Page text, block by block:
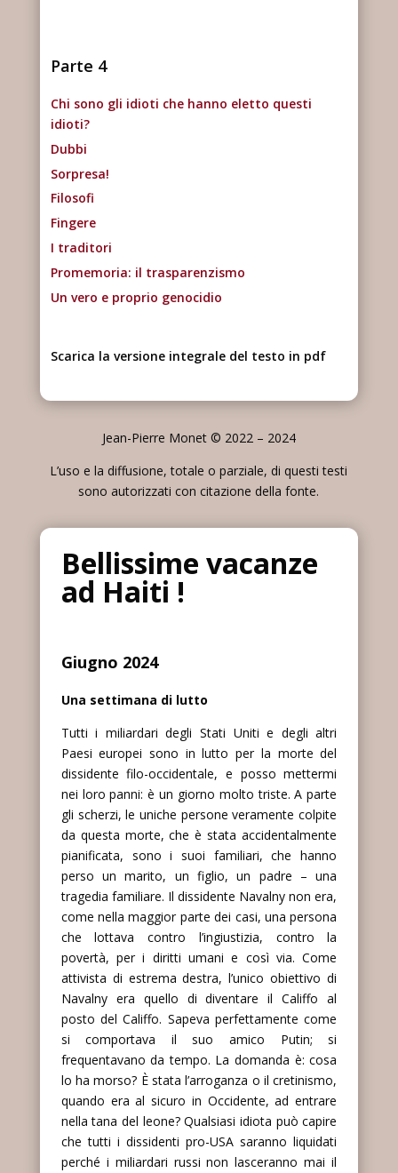
Parte 4
Chi sono gli idioti che hanno eletto questi
idioti?
Dubbi
Sorpresa!
Filosofi
Fingere
I traditori
Promemoria: il trasparenzismo
Un vero e proprio genocidio
Scarica la versione integrale del testo in pdf
Jean-Pierre Monet © 2022 – 2024
L’uso e la diffusione, totale o parziale, di questi testi
sono autorizzati con citazione della fonte.
Bellissime vacanze
ad Haiti !
Giugno 2024
Una settimana di lutto
Tutti i miliardari degli Stati Uniti e degli altri
Paesi europei sono in lutto per la morte del
dissidente filo-occidentale, e posso mettermi
nei loro panni: è un giorno molto triste. A parte
gli scherzi, le uniche persone veramente colpite
da questa morte, che è stata accidentalmente
pianificata, sono i suoi familiari, che hanno
perso un marito, un figlio, un padre – una
tragedia familiare. Il dissidente Navalny non era,
come nella maggior parte dei casi, una persona
che lottava contro l’ingiustizia, contro la
povertà, per i diritti umani e così via. Come
attivista di estrema destra, l’unico obiettivo di
Navalny era quello di diventare il Califfo al
posto del Califfo. Sapeva perfettamente come
si comportava il suo amico Putin; si
frequentavano da tempo. La domanda è: cosa
lo ha morso? È stata l’arroganza o il cretinismo,
quando era al sicuro in Occidente, ad entrare
nella tana del leone? Qualsiasi idiota può capire
che tutti i dissidenti pro-USA saranno liquidati
perché i miliardari russi non lasceranno mai il